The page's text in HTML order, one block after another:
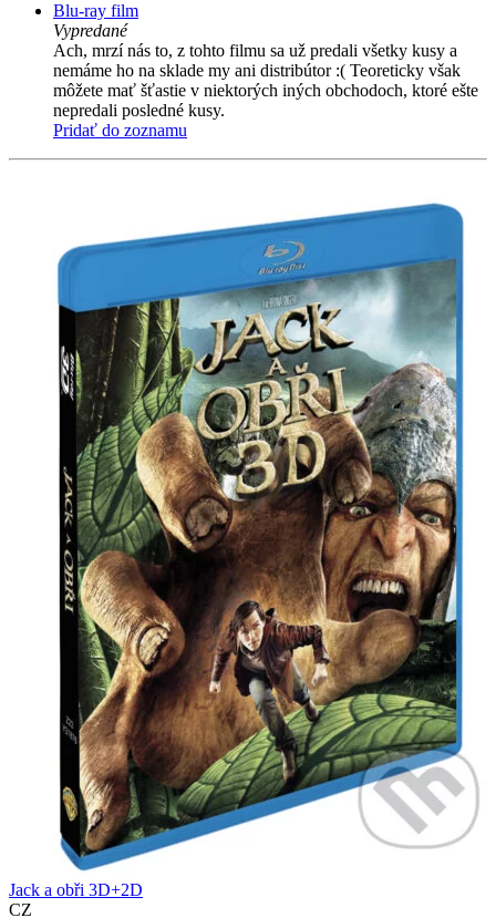
Blu-ray film
Vypredané
Ach, mrzí nás to, z tohto filmu sa už predali všetky kusy a
nemáme ho na sklade my ani distribútor :( Teoreticky však
môžete mať šťastie v niektorých iných obchodoch, ktoré ešte
nepredali posledné kusy.
Pridať do zoznamu
Jack a obři 3D+2D
CZ